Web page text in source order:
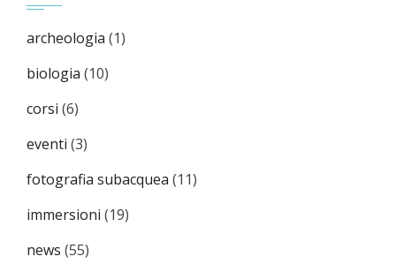
archeologia (1)
biologia (10)
corsi (6)
eventi (3)
fotografia subacquea (11)
immersioni (19)
news (55)